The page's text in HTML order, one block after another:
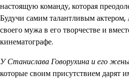
настоящую команду, которая
Будучи самим талантливым актером,
своего мужа в его творчестве и
кинематографе.
У Станислава Говорухина и его
которые своим присутствием дарят